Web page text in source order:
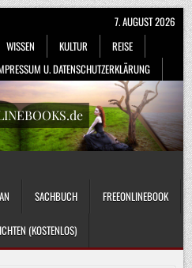
WISSEN KULTUR
REISE
U. DATENSCHUTZERKLÄRUNG
7. AUGUST 2026
SACHBUCH FREEONLINEBOOK
(KOSTENLOS)